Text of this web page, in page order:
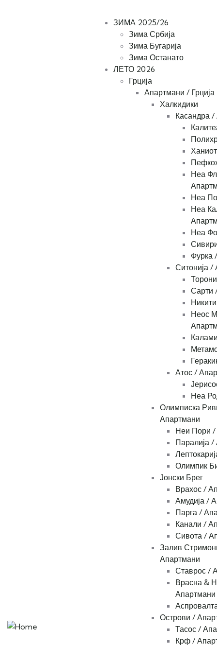
ЗИМА 2025/26
Зима Србија
Зима Бугарија
Зима Останато
ЛЕТО 2026
Грција
Апартмани / Грција
Халкидики
Касандра
Неа
Неа
Неа
Неа
Фурка
Ситонија /
Сарти
Неос
Атос /
Неа
Олимписка
Апартмани
Неи Пори /
Паралија
Олимпик
Јонски Брег
Врахос /
Амудија /
Парга /
Канали /
Сивота /
Залив
Апартмани
Ставрос /
Врасна &
Апартмани
Острови /
Тасос /
Крф /